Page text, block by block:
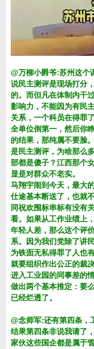
@万柳小爵爷:苏州这个
说民主测评是现场打分
的。而但凡在体制内干
影响力，不能因为有民
关系，一个科员在得罪
全单位倒第一，然后你
的结果，那纯属不要脸
是民主测评，为啥那么
部都是傻子？江西那个
显是对群众不老实。
马翔宇闹到今天，最大
仕途基本断送了，也就
同祝欢围标串标有没有
看。如果从工作业绩上
年轻人差，那么这个评
系。因为我们党除了讲
为铁面无私得罪了人也
就要组织作出公正的裁
进入工业园的同事差的
做出两个基本推定：要
已经烂透了。
@念师军:还有第四条，
结果第四条非说我请了
家伙这些国企都是属于